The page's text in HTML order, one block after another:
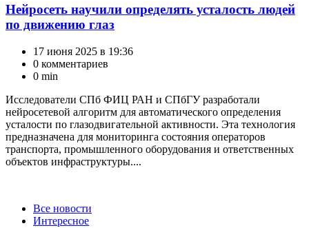
Нейросеть научили определять усталость людей
по движению глаз
17 июня 2025 в 19:36
0 комментариев
0 min
Исследователи СПб ФИЦ РАН и СПбГУ разработали
нейросетевой алгоритм для автоматического определения
усталости по глазодвигательной активности. Эта технология
предназначена для мониторинга состояния операторов
транспорта, промышленного оборудования и ответственных
объектов инфраструктуры....
КатегорииВсе новости
Интересное